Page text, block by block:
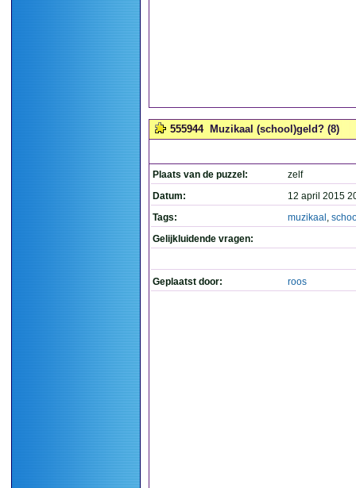
555944 Muzikaal (school)geld? (8)
Plaats van de puzzel:
zelf
Datum:
12 april 2015
Tags:
muzikaal ,
Gelijkluidende vragen:
Geplaatst door: roos